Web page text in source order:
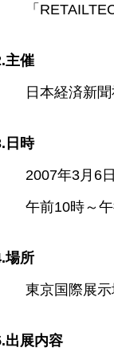
「
主催
日本経済新
日時
2007年3月6
午前10時～
場所
東京国際展
出展内容